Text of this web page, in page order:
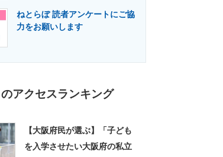
ねとらぼ 読者アンケートにご協
力をお願いします
のアクセスランキング
【大阪府民が選ぶ】「子ども
を入学させたい大阪府の私立